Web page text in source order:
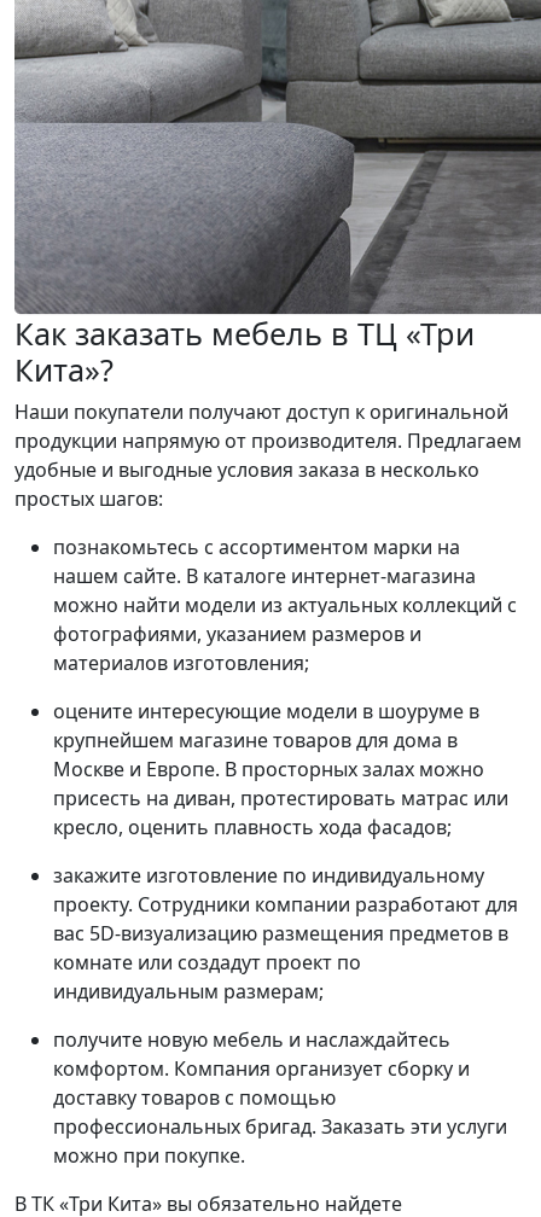
Как заказать мебель в ТЦ «Три
Кита»?
Наши покупатели получают доступ к оригинальной
продукции напрямую от производителя. Предлагаем
удобные и выгодные условия заказа в несколько
простых шагов:
познакомьтесь с ассортиментом марки на
нашем сайте. В каталоге интернет-магазина
можно найти модели из актуальных коллекций с
фотографиями, указанием размеров и
материалов изготовления;
оцените интересующие модели в шоуруме в
крупнейшем магазине товаров для дома в
Москве и Европе. В просторных залах можно
присесть на диван, протестировать матрас или
кресло, оценить плавность хода фасадов;
закажите изготовление по индивидуальному
проекту. Сотрудники компании разработают для
вас 5D-визуализацию размещения предметов в
комнате или создадут проект по
индивидуальным размерам;
получите новую мебель и наслаждайтесь
комфортом. Компания организует сборку и
доставку товаров с помощью
профессиональных бригад. Заказать эти услуги
можно при покупке.
В ТК «Три Кита» вы обязательно найдете